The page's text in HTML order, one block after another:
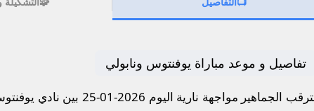
تفاصيل و موعد مباراة يوفنتوس ونابولي
الجماهير مواجهة نارية اليوم 2026-01-25 بين نادي يوفنتوس و نابولي ضمن منافسات بطولة إيطاليا, الدوري الإيطالي.